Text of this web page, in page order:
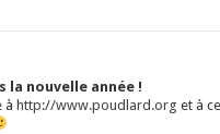
la nouvelle année !
à http://www.poudlard.org et à